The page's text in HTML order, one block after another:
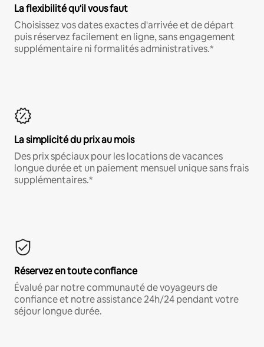
La flexibilité qu'il vous faut
Choisissez vos dates exactes d'arrivée et de départ
puis réservez facilement en ligne, sans engagement
supplémentaire ni formalités administratives.*
La simplicité du prix au mois
Des prix spéciaux pour les locations de vacances
longue durée et un paiement mensuel unique sans frais
supplémentaires.*
Réservez en toute confiance
Évalué par notre communauté de voyageurs de
confiance et notre assistance 24h/24 pendant votre
séjour longue durée.